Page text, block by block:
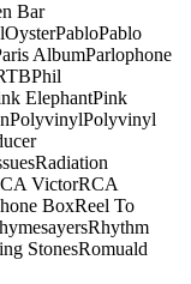
Bar
OysterPabloPablo
AlbumParlophone
Phil
ElephantPink
PolyvinylPolyvinyl
Radiation
VictorRCA
BoxReel To
Rhythm
StonesRomuald